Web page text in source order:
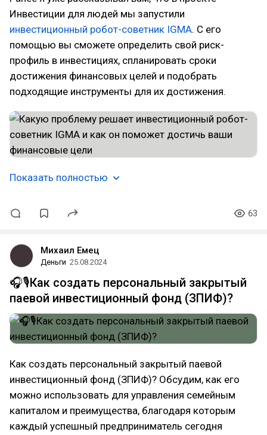
Инвестиции для людей мы запустили
инвестиционный робот-советник IGMA. С его
помощью вы сможете определить свой риск-
профиль в инвестициях, спланировать сроки
достижения финансовых целей и подобрать
подходящие инструменты для их достижения.
Показать полностью
63
Михаил Емец
Деньги 25.08.2024
🎧🎙️Как создать персональный закрытый
паевой инвестиционный фонд (ЗПИФ)?
Как создать персональный закрытый паевой
инвестиционный фонд (ЗПИФ)? Обсудим, как его
можно использовать для управления семейным
капиталом и преимущества, благодаря которым
каждый успешный предприниматель сегодня